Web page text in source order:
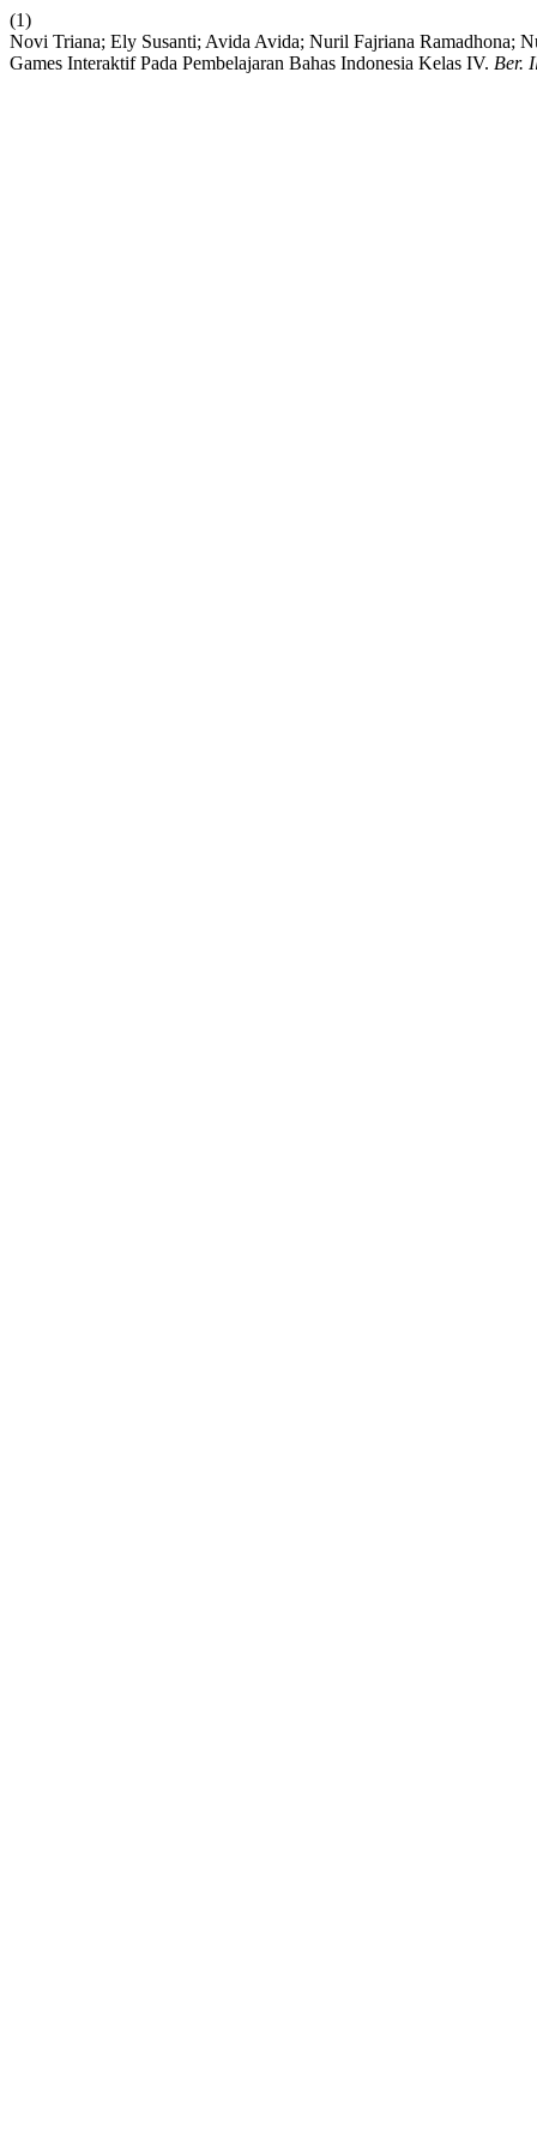
(1)
Novi Triana; Ely Susanti; Avida Avida; Nuril Fajriana Ramadhona;
Games Interaktif Pada Pembelajaran Bahas Indonesia Kelas IV. Ber.